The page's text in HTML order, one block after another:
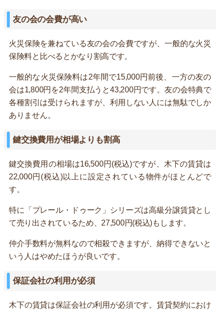
友の会の会費が高い
火災保険を兼ねている友の会の会費ですが、一般的な火災
保険料と比べるとかなり割高です。
一般的な火災保険料は2年間で15,000円前後、一方の友の
会は1,800円を2年間支払うと43,200円です。友の会特典で
各種割引は受けられますが、利用しない人には無駄でしか
ありません。
鍵交換費用が相場よりも割高
鍵交換費用の相場は16,500円(税込)ですが、木下の賃貸は
22,000円(税込)以上に設定されている物件がほとんどで
す。
特に「プレール・ドゥーク」シリーズは高級分譲賃貸とし
て売り出されているため、27,500円(税込)もします。
仲介手数料が無料なので相殺できますが、納得できないと
いう人はやめたほうが良いです。
保証会社の利用が必須
木下の賃貸は保証会社の利用が必須です。賃貸契約におけ